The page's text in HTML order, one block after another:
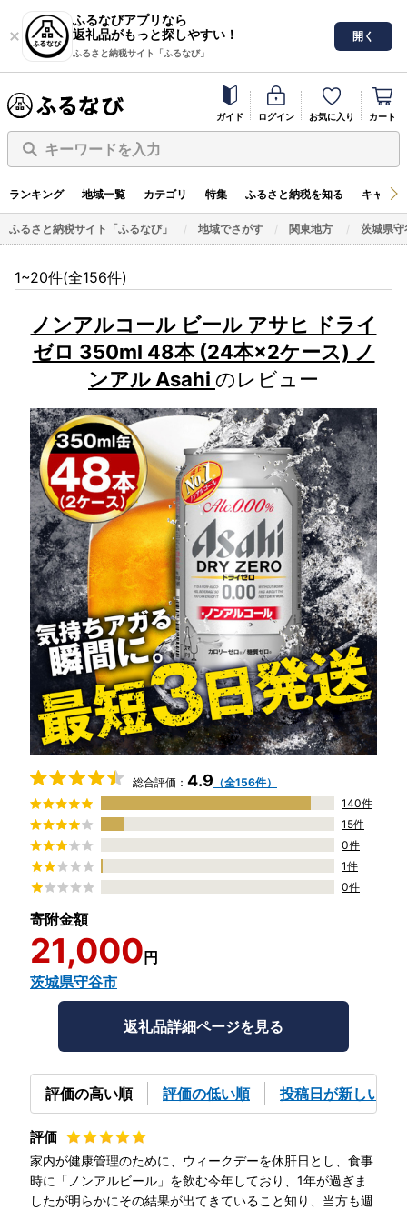
ふるなびアプリなら
返礼品がもっと探しやすい！
ふるさと納税サイト「ふるなび」
開く
ガイド ログイン お気に入り カート
キーワードを入力
ランキング 地域一覧 カテゴリ 特集 ふるさと納税を知る キャン
ふるさと納税サイト「ふるなび」 地域でさがす 関東地方 茨城県守
1~20件(全156件)
ノンアルコール ビール アサヒ ドライ
ゼロ 350ml 48本 (24本×2ケース) ノ
ンアル Asahi のレビュー
総合評価： 4.9 （全156件）
140件
15件
0件
1件
0件
寄附金額
21,000 円
茨城県守谷市
返礼品詳細ページを見る
評価の高い順 評価の低い順 投稿日が新しい順
家内が健康管理のために、ウィークデーを休肝日とし、食事
時に「ノンアルビール」を飲む今年しており、1年が過ぎま
したが明らかにその結果が出てきていること知り、当方も週